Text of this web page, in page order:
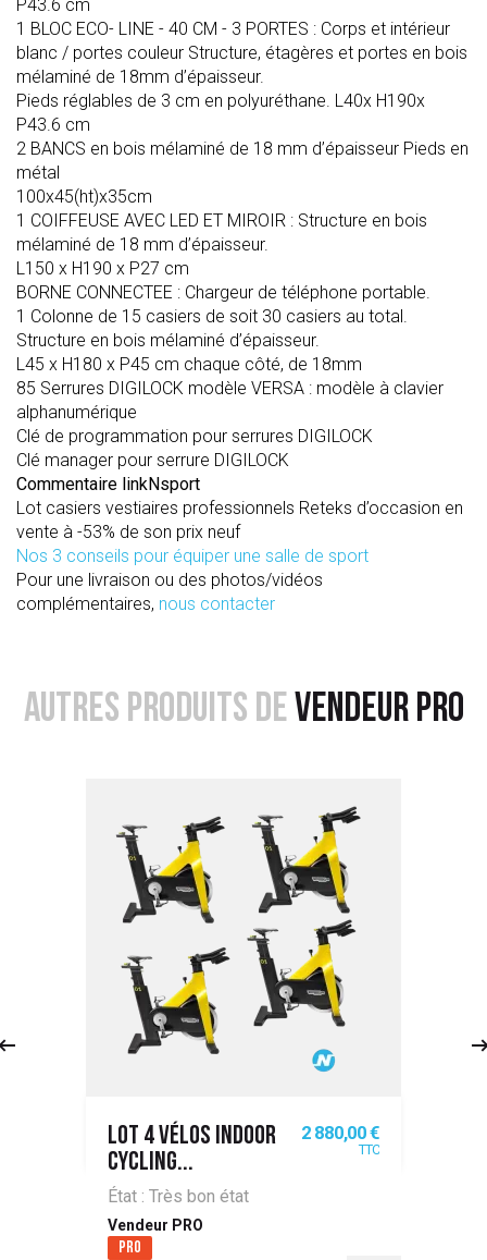
P43.6 cm
1 BLOC ECO- LINE - 40 CM - 3 PORTES : Corps et intérieur
blanc / portes couleur Structure, étagères et portes en bois
mélaminé de 18mm d’épaisseur.
Pieds réglables de 3 cm en polyuréthane. L40x H190x
P43.6 cm
2 BANCS en bois mélaminé de 18 mm d’épaisseur Pieds en
métal
100x45(ht)x35cm
1 COIFFEUSE AVEC LED ET MIROIR : Structure en bois
mélaminé de 18 mm d’épaisseur.
L150 x H190 x P27 cm
BORNE CONNECTEE : Chargeur de téléphone portable.
1 Colonne de 15 casiers de soit 30 casiers au total.
Structure en bois mélaminé d’épaisseur.
L45 x H180 x P45 cm chaque côté, de 18mm
85 Serrures DIGILOCK modèle VERSA : modèle à clavier
alphanumérique
Clé de programmation pour serrures DIGILOCK
Clé manager pour serrure DIGILOCK
Commentaire linkNsport
Lot casiers vestiaires professionnels Reteks d’occasion en
vente à -53% de son prix neuf
Nos 3 conseils pour équiper une salle de sport
Pour une livraison ou des photos/vidéos
complémentaires, nous contacter
AUTRES PRODUITS DE VENDEUR PRO
LOT 4 VÉLOS INDOOR
CYCLING...
Prix
2 880,00 €
TTC
État : Très bon état
Vendeur PRO
Pro